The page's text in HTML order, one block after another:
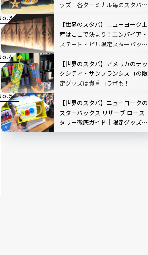
ッズ！各ターミナル毎のスタバ情
【世界のスタバ】ニューヨーク土
産はここで決まり！エンパイア・
ステート・ビル限定スターバック
新【世界のスタバ】アメリカのテッ
クシティ・サンフランシスコの限
定グッズは貴重コラボも！
【世界のスタバ】ニューヨークの
スターバックス リザーブ ロース
タリー徹底ガイド｜限定グッズ・
バー体験・見どころを完全解説